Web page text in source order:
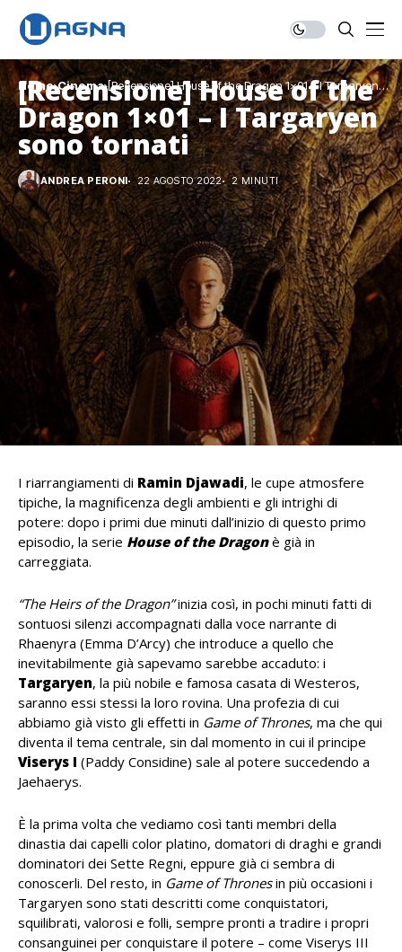
Home Cinema [Recensione] House of the Dragon 1×01 – I Targaryen
sono tornati
[Recensione] House of the
Dragon 1×01 – I Targaryen
sono tornati
ANDREA PERONI 22 AGOSTO 2022 2 MINUTI
I riarrangiamenti di Ramin Djawadi, le cupe atmosfere
tipiche, la magnificenza degli ambienti e gli intrighi di
potere: dopo i primi due minuti dall’inizio di questo primo
episodio, la serie House of the Dragon è già in
carreggiata.
“The Heirs of the Dragon”inizia così, in pochi minuti fatti di
sontuosi silenzi accompagnati dalla voce narrante di
Rhaenyra (Emma D’Arcy) che introduce a quello che
inevitabilmente già sapevamo sarebbe accaduto: i
Targaryen, la più nobile e famosa casata di Westeros,
saranno essi stessi la loro rovina. Una profezia di cui
abbiamo già visto gli effetti in Game of Thrones, ma che qui
diventa il tema centrale, sin dal momento in cui il principe
Viserys I (Paddy Considine) sale al potere succedendo a
Jaehaerys.
È la prima volta che vediamo così tanti membri della
dinastia dai capelli color platino, domatori di draghi e grandi
dominatori dei Sette Regni, eppure già ci sembra di
conoscerli. Del resto, in Game of Thronesin più occasioni i
Targaryen sono stati descritti come conquistatori,
squilibrati, valorosi e folli, sempre pronti a tradire i propri
consanguinei per conquistare il potere – come Viserys III